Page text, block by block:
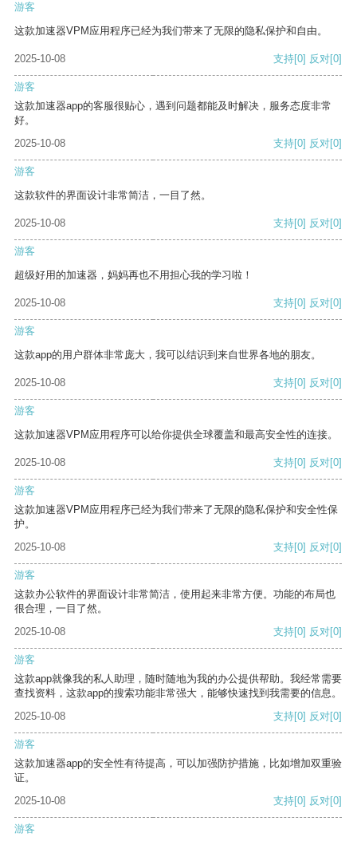
游客
这款加速器VPM应用程序已经为我们带来了无限的隐私保护和自由。
2025-10-08 支持[0] 反对[0]
游客
这款加速器app的客服很贴心，遇到问题都能及时解决，服务态度非常
好。
2025-10-08
支持[0] 反对[0]
游客
这款软件的界面设计非常简洁，一目了然。
2025-10-08 支持[0] 反对[0]
游客
超级好用的加速器，妈妈再也不用担心我的学习啦！
2025-10-08 支持[0] 反对[0]
游客
这款app的用户群体非常庞大，我可以结识到来自世界各地的朋友。
2025-10-08 支持[0] 反对[0]
游客
这款加速器VPM应用程序可以给你提供全球覆盖和最高安全性的连接。
2025-10-08 支持[0] 反对[0]
游客
这款加速器VPM应用程序已经为我们带来了无限的隐私保护和安全性保
护。
2025-10-08
支持[0] 反对[0]
游客
这款办公软件的界面设计非常简洁，使用起来非常方便。功能的布局也
很合理，一目了然。
2025-10-08
支持[0] 反对[0]
游客
这款app就像我的私人助理，随时随地为我的办公提供帮助。我经常需要
查找资料，这款app的搜索功能非常强大，能够快速找到我需要的信息。
2025-10-08
支持[0] 反对[0]
游客
这款加速器app的安全性有待提高，可以加强防护措施，比如增加双重验
证。
2025-10-08
支持[0] 反对[0]
游客